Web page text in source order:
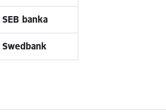
SEB banka
Swedbank